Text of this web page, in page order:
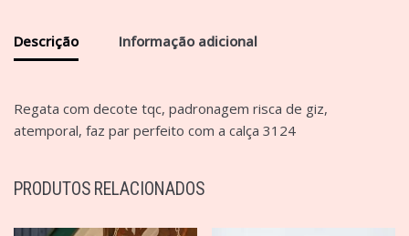
Descrição Informação adicional
Regata com decote tqc, padronagem risca de giz,
atemporal, faz par perfeito com a calça 3124
PRODUTOS RELACIONADOS